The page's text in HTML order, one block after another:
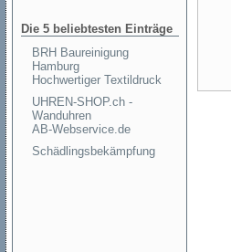
Die 5 beliebtesten Einträge
BRH Baureinigung
Hamburg
Hochwertiger Textildruck
UHREN-SHOP.ch -
Wanduhren
AB-Webservice.de
Schädlingsbekämpfung